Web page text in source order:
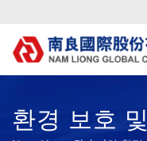
환경 보호